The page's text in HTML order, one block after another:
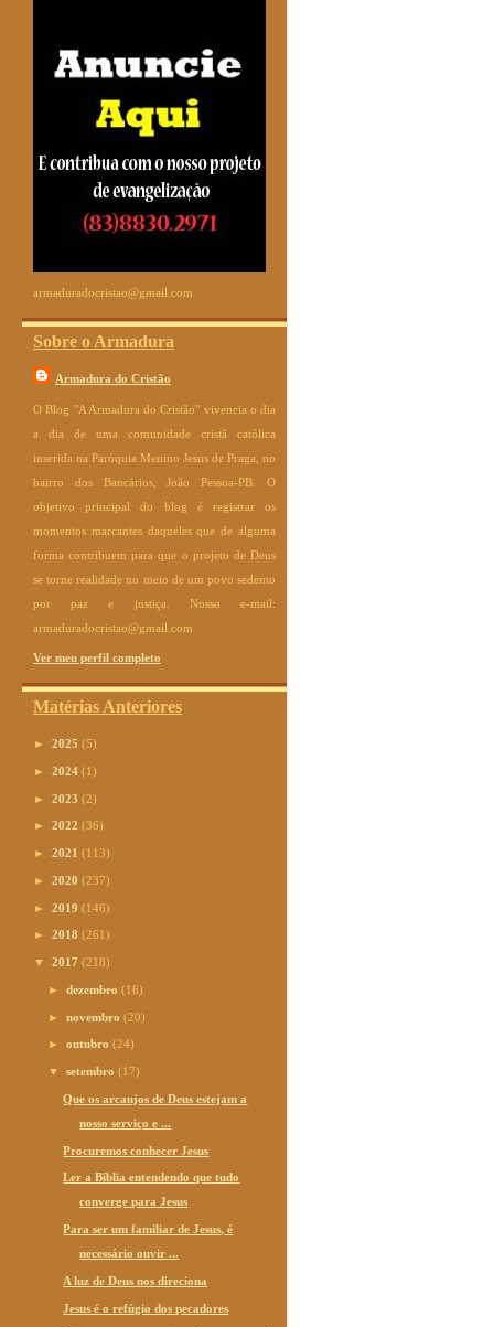
armaduradocristao@gmail.com
Sobre o Armadura
Armadura do Cristão
O Blog "A Armadura do Cristão" vivencia o dia
a dia de uma comunidade cristã católica
inserida na Paróquia Menino Jesus de Praga, no
bairro dos Bancários, João Pessoa-PB. O
objetivo principal do blog é registrar os
momentos marcantes daqueles que de alguma
forma contribuem para que o projeto de Deus
se torne realidade no meio de um povo sedento
por paz e justiça. Nosso e-mail:
armaduradocristao@gmail.com
Ver meu perfil completo
Matérias Anteriores
► 2025 (5)
► 2024 (1)
► 2023 (2)
► 2022 (36)
► 2021 (113)
► 2020 (237)
► 2019 (146)
► 2018 (261)
▼ 2017 (218)
►dezembro(16)
►novembro(20)
►outubro(24)
▼setembro(17)
Que os arcanjos de Deus estejam a
nosso serviço e ...
Procuremos conhecer Jesus
Ler a Bíblia entendendo que tudo
converge para Jesus
Para ser um familiar de Jesus, é
necessário ouvir ...
A luz de Deus nos direciona
Jesus é o refúgio dos pecadores